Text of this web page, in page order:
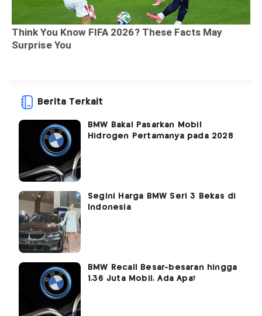
Berita Terkait
BMW Bakal Pasarkan Mobil
Hidrogen Pertamanya pada 2028
Segini Harga BMW Seri 3 Bekas di
Indonesia
BMW Recall Besar-besaran hingga
1,36 Juta Mobil, Ada Apa?